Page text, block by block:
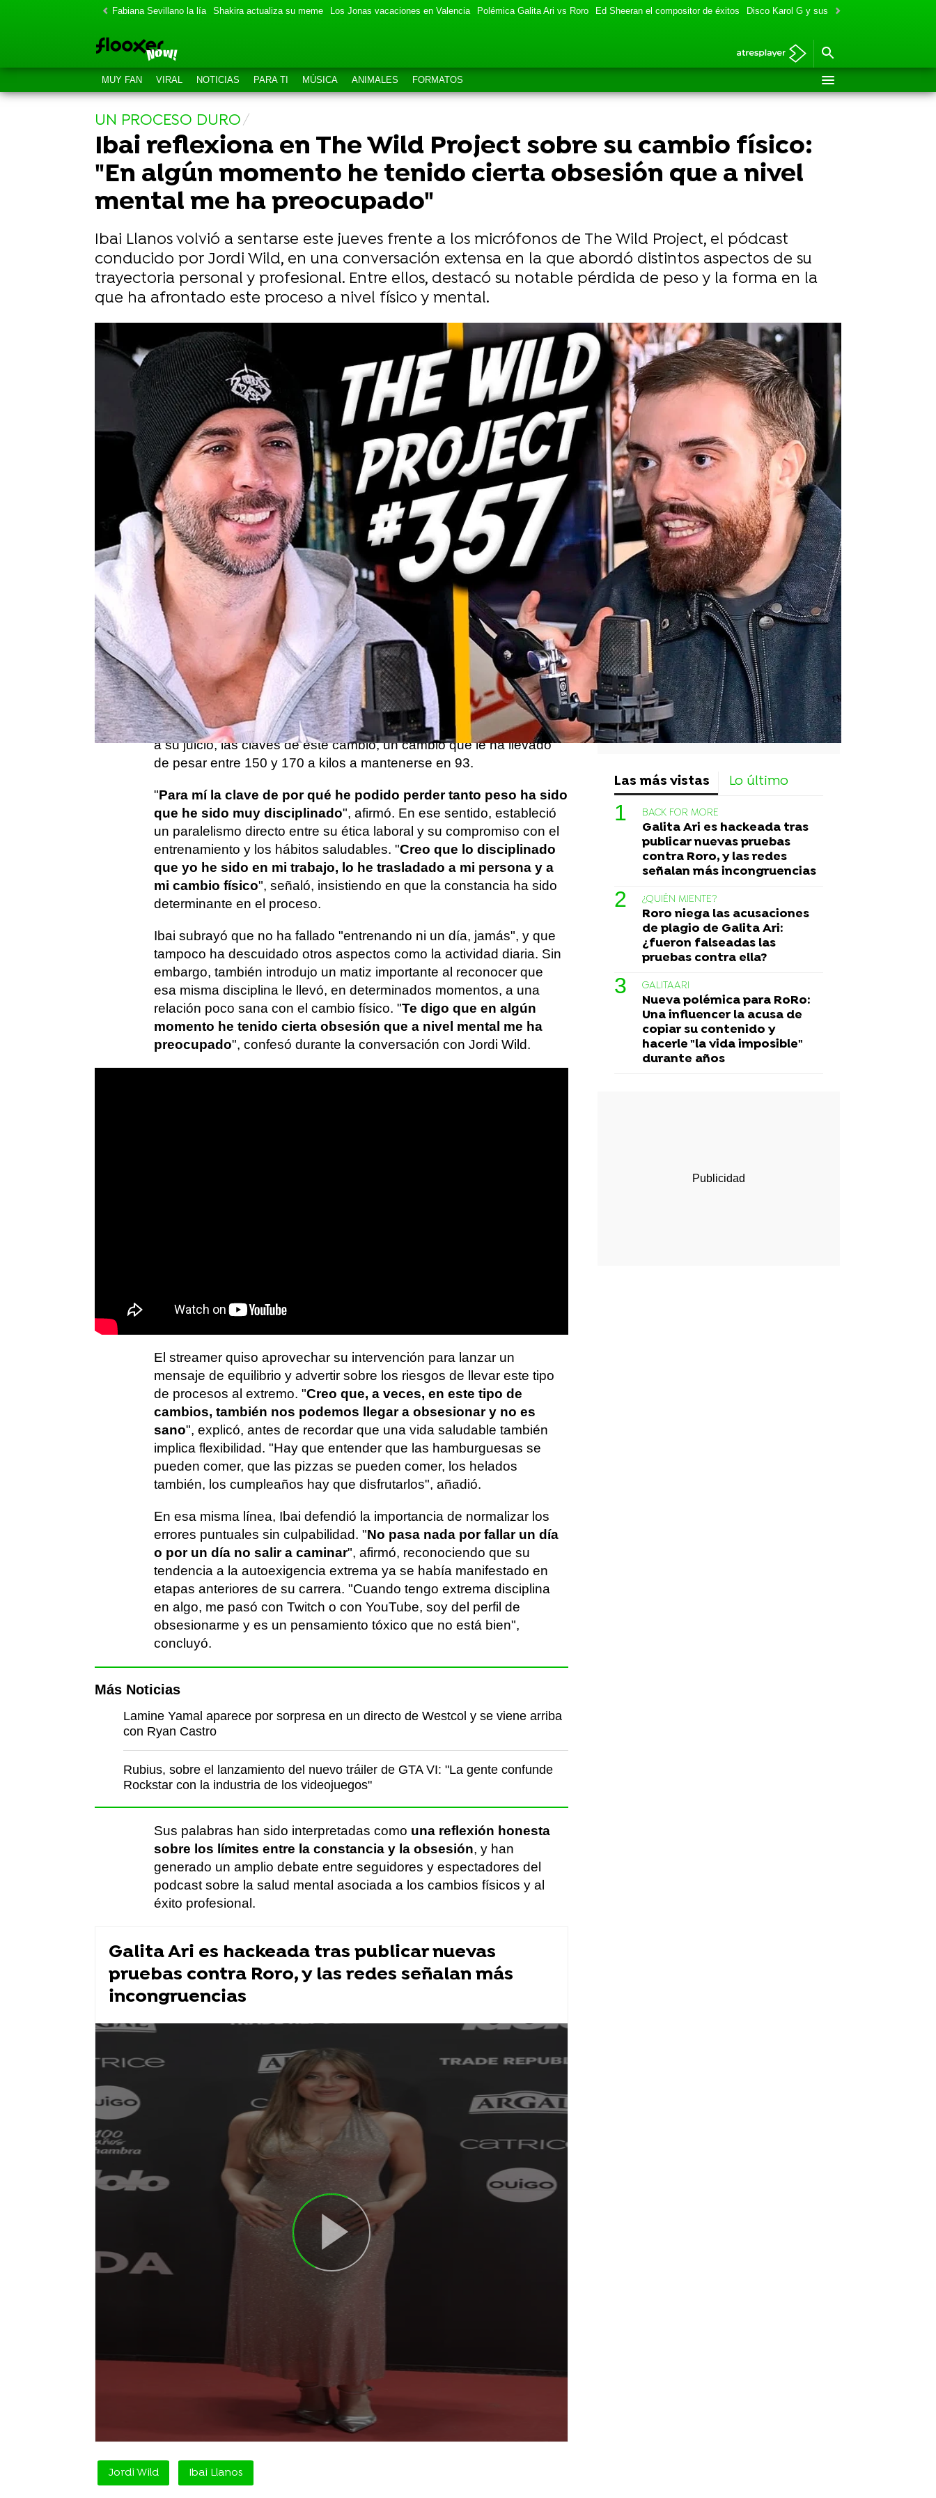
Fabiana Sevillano la lía Shakira actualiza su meme Los Jonas vacaciones en Valencia Polémica Galita Ari vs Roro Ed Sheeran el compositor de éxitos Disco Karol G y sus colaboraciones
MUY FAN VIRAL NOTICIAS PARA TI MÚSICA ANIMALES FORMATOS
UN PROCESO DURO
Ibai reflexiona en The Wild Project sobre su cambio físico:
"En algún momento he tenido cierta obsesión que a nivel
mental me ha preocupado"
Ibai Llanos volvió a sentarse este jueves frente a los micrófonos de The Wild Project, el pódcast
conducido por Jordi Wild, en una conversación extensa en la que abordó distintos aspectos de su
trayectoria personal y profesional. Entre ellos, destacó su notable pérdida de peso y la forma en la
que ha afrontado este proceso a nivel físico y mental.
Ibai Llanos reacciona a la eliminación del Real Madrid ante el Albacete y reflexiona sobre la salida de Xabi Alonso
Juan Carrasco
Publicado:16 de enero de 2026, 09:42
WhatsappFacebook Flipboard
Ibai Llanos volvió a participar de nuevo como invitado en
The Wild
Project, donde repasó su evolución en los últimos tiempos. Uno de
los temas que más interés generó entre la audiencia fue sucambio
físico, visible desde hace meses y muy comentada en redes
sociales. Durante la charla, Ibai explicó con detalle cuáles han sido,
a su juicio, las claves de este cambio, un cambio que le ha llevado
de pesar entre 150 y 170 a kilos a mantenerse en 93.
"Para mí la clave de por qué he podido perder tanto peso ha sido
que he sido muy disciplinado", afirmó. En ese sentido, estableció
un paralelismo directo entre su ética laboral y su compromiso con el
entrenamiento y los hábitos saludables. "Creo que lo disciplinado
que yo he sido en mi trabajo, lo he trasladado a mi persona y a
mi cambio físico", señaló, insistiendo en que la constancia ha sido
determinante en el proceso.
Ibai subrayó que no ha fallado "entrenando ni un día, jamás", y que
tampoco ha descuidado otros aspectos como la actividad diaria. Sin
embargo, también introdujo un matiz importante al reconocer que
esa misma disciplina le llevó, en determinados momentos, a una
relación poco sana con el cambio físico. "Te digo que en algún
momento he tenido cierta obsesión que a nivel mental me ha
preocupado", confesó durante la conversación con Jordi Wild.
El streamer quiso aprovechar su intervención para lanzar un
mensaje de equilibrio y advertir sobre los riesgos de llevar este tipo
de procesos al extremo. "Creo que, a veces, en este tipo de
cambios, también nos podemos llegar a obsesionar y no es
sano", explicó, antes de recordar que una vida saludable también
implica flexibilidad. "Hay que entender que las hamburguesas se
pueden comer, que las pizzas se pueden comer, los helados
también, los cumpleaños hay que disfrutarlos", añadió.
En esa misma línea, Ibai defendió la importancia de normalizar los
errores puntuales sin culpabilidad. "No pasa nada por fallar un día
o por un día no salir a caminar", afirmó, reconociendo que su
tendencia a la autoexigencia extrema ya se había manifestado en
etapas anteriores de su carrera. "Cuando tengo extrema disciplina
en algo, me pasó con Twitch o con YouTube, soy del perfil de
obsesionarme y es un pensamiento tóxico que no está bien",
concluyó.
Más Noticias
Lamine Yamal aparece por sorpresa en un directo de Westcol y se viene arriba
con Ryan Castro
Rubius, sobre el lanzamiento del nuevo tráiler de GTA VI: "La gente confunde
Rockstar con la industria de los videojuegos"
Sus palabras han sido interpretadas como una reflexión honesta
sobre los límites entre la constancia y la obsesión, y han
generado un amplio debate entre seguidores y espectadores del
podcast sobre la salud mental asociada a los cambios físicos y al
éxito profesional.
Galita Ari es hackeada tras publicar nuevas
pruebas contra Roro, y las redes señalan más
incongruencias
Jordi Wild Ibai Llanos
Las más vistas Lo último
BACK FOR MORE
Galita Ari es hackeada tras
publicar nuevas pruebas
contra Roro, y las redes
señalan más incongruencias
¿QUIÉN MIENTE?
Roro niega las acusaciones
de plagio de Galita Ari:
¿fueron falseadas las
pruebas contra ella?
GALITAARI
Nueva polémica para RoRo:
Una influencer la acusa de
copiar su contenido y
hacerle "la vida imposible"
durante años